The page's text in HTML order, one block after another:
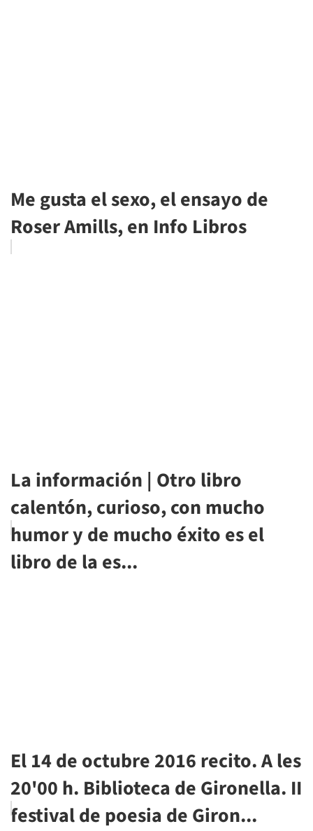
Me gusta el sexo, el ensayo de
Roser Amills, en Info Libros
La información | Otro libro
calentón, curioso, con mucho
humor y de mucho éxito es el
libro de la es...
El 14 de octubre 2016 recito. A les
20'00 h. Biblioteca de Gironella. II
festival de poesia de Giron...